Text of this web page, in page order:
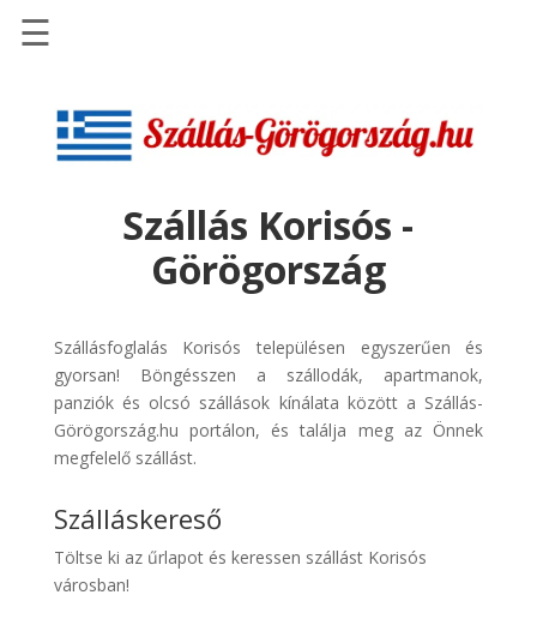
Szállások
Repülőjegy
pénzvisszatérítéssel
Discover
Cars
Transzfer
Kiwi
Taxi
☰
Szállás Korisós -
Görögország
Szállásfoglalás Korisós településen egyszerűen és
gyorsan! Böngésszen a szállodák, apartmanok,
panziók és olcsó szállások kínálata között a Szállás-
Görögország.hu portálon, és találja meg az Önnek
megfelelő szállást.
Szálláskereső
Töltse ki az űrlapot és keressen szállást Korisós
városban!